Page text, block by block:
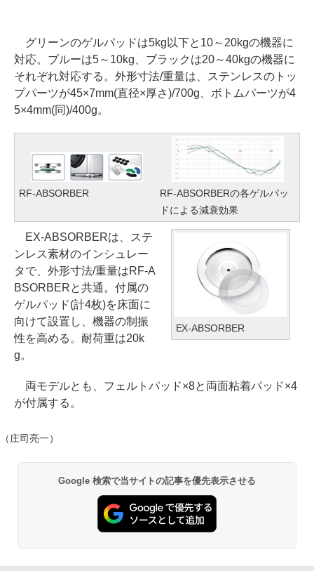
グリーンのゲルパッドは5kg以下と10～20kgの機器に
対応。ブルーは5～10kg、ブラックは20～40kgの機器に
それぞれ対応する。外形寸法/重量は、ステンレスのトッ
プパーツが45×7mm(直径×厚さ)/700g、ボトムパーツが4
5×4mm(同)/400g。
RF-ABSORBER
RF-ABSORBERの各ゲルパッ
ドによる減衰効果
EX-ABSORBER
EX-ABSORBERは、ステ
ンレス素材のインシュレー
タで、外形寸法/重量はRF-A
BSORBERと共通。付属の
ゲルパッド(計4枚)を床面に
向けて設置し、機器の制振
性を高める。耐荷重は20k
g。
両モデルとも、フェルトパッド×8と両面粘着パッド×4
が付属する。
（庄司亮一）
Google 検索で当サイトの記事を優先表示させる